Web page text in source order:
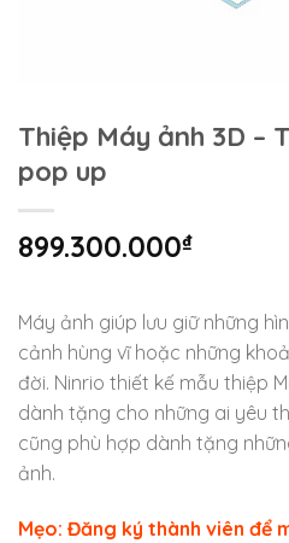
Thiệp Máy ảnh 3D –
pop up
899.300.000₫
Máy ảnh giúp lưu giữ những
cảnh hùng vĩ hoặc những
đời. Ninrio thiết kế mẫu thiệp
dành tặng cho những ai yêu
cũng phù hợp dành tặng
ảnh.
Mẹo: Đăng ký thành viên để